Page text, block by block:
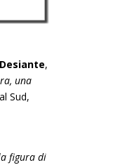
,
una
Sud,
figura di